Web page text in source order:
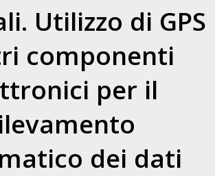
Utilizzo di GPS
componenti
per il
dei dati